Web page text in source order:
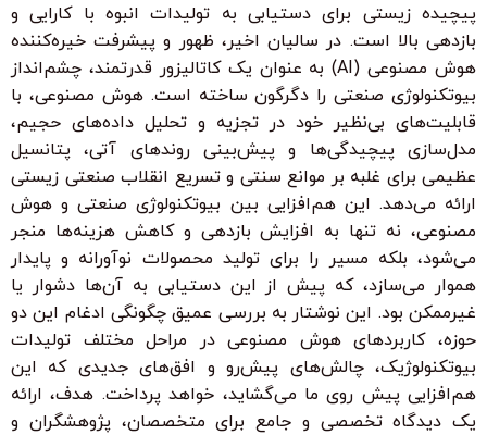
پیچیده زیستی برای دستیابی به تولیدات انبوه با کارایی و
بازدهی بالا است. در سالیان اخیر، ظهور و پیشرفت خیره‌کننده
هوش مصنوعی (AI) به عنوان یک کاتالیزور قدرتمند، چشم‌انداز
بیوتکنولوژی صنعتی را دگرگون ساخته است. هوش مصنوعی، با
قابلیت‌های بی‌نظیر خود در تجزیه و تحلیل داده‌های حجیم،
مدل‌سازی پیچیدگی‌ها و پیش‌بینی روندهای آتی، پتانسیل
عظیمی برای غلبه بر موانع سنتی و تسریع انقلاب صنعتی زیستی
ارائه می‌دهد. این هم‌افزایی بین بیوتکنولوژی صنعتی و هوش
مصنوعی، نه تنها به افزایش بازدهی و کاهش هزینه‌ها منجر
می‌شود، بلکه مسیر را برای تولید محصولات نوآورانه و پایدار
هموار می‌سازد، که پیش از این دستیابی به آن‌ها دشوار یا
غیرممکن بود. این نوشتار به بررسی عمیق چگونگی ادغام این دو
حوزه، کاربردهای هوش مصنوعی در مراحل مختلف تولیدات
بیوتکنولوژیک، چالش‌های پیش‌رو و افق‌های جدیدی که این
هم‌افزایی پیش روی ما می‌گشاید، خواهد پرداخت. هدف، ارائه
یک دیدگاه تخصصی و جامع برای متخصصان، پژوهشگران و